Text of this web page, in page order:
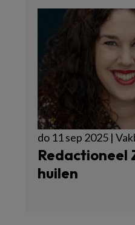
do 11 sep 2025 |
Redactioneel
huilen